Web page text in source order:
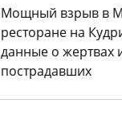
Мощный взрыв в
ресторане на
данные о жертвах
пострадавших